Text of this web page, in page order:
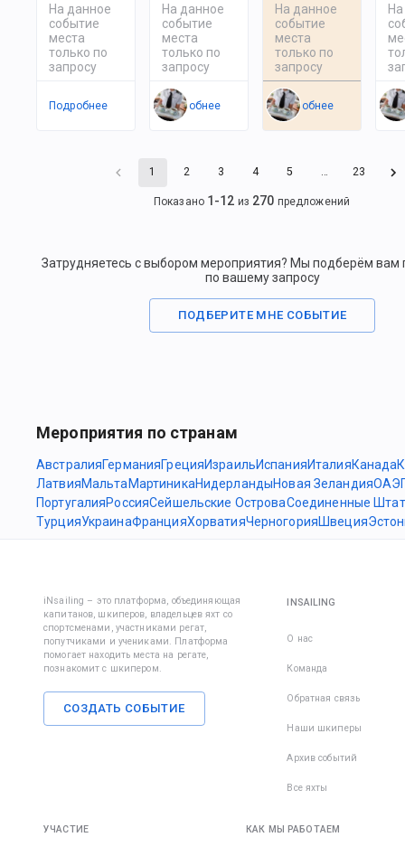
На данное
событие
места
только по
запросу
Подробнее
На данное
событие
места
только по
запросу
Подробнее
На данное
событие
места
только по
запросу
Подробнее
1 2 3 4 5 … 23
Показано 1 -12 из 270 предложений
Затрудняетесь с выбором мероприятия? Мы подберём вам
по вашему запросу
ПОДБЕРИТЕ МНЕ СОБЫТИЕ
Мероприятия по странам
АвстралияГерманияГрецияИзраильИспанияИталияКанада
ЛатвияМальта МартиникаНидерландыНовая ЗеландияОАЭ
ПортугалияРоссияСейшельские ОстроваСоединенные
ТурцияУкраинаФранцияХорватияЧерногорияШвеция
iNsailing – это платформа, объединяющая
капитанов, шкиперов, владельцев яхт со
спортсменами, участниками регат,
попутчиками и учениками. Платформа
помогает находить места на регате,
познакомит с шкипером.
СОЗДАТЬ СОБЫТИЕ
INSAILING
О нас
Команда
Обратная связь
Наши шкиперы
Архив событий
Все яхты
УЧАСТИЕ КАК МЫ РАБОТАЕМ